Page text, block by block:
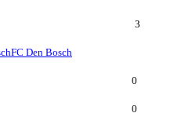
3
FC Den Bosch
0
0